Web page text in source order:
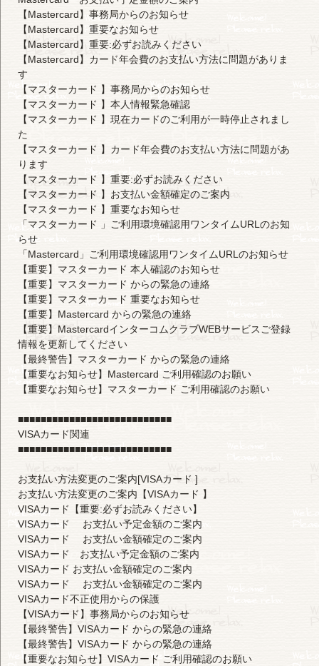
【Mastercard】事務局からのお知らせ
【Mastercard】重要なお知らせ
【Mastercard】重要:必ずお読みください
【Mastercard】カード年会費のお支払い方法に問題がありま
す
【マスターカード 】事務局からのお知らせ
【マスターカード 】本人情報緊急確認
【マスターカード 】現在カードのご利用が一時停止されまし
た
【マスターカード 】カード年会費のお支払い方法に問題があ
ります
【マスターカード 】重要:必ずお読みください
【マスターカード 】お支払い金額確定のご案内
【マスターカード 】重要なお知らせ
「マスターカード 」ご利用環境確認用ワンタイムURLのお知
らせ
「Mastercard」ご利用環境確認用ワンタイムURLのお知らせ
【重要】マスターカード 本人確認のお知らせ
【重要】マスターカード からの緊急の連絡
【重要】マスターカード 重要なお知らせ
【重要】Mastercard からの緊急の連絡
【重要】MastercardインターコムクラブWEBサービスご登録
情報を更新してください
【最終警告】マスターカード からの緊急の連絡
【重要なお知らせ】Mastercard ご利用確認のお願い
【重要なお知らせ】マスターカード ご利用確認のお願い
■■■■■■■■■■■■■■■■■■■■■■■■■■■
VISAカード関連
■■■■■■■■■■■■■■■■■■■■■■■■■■■
お支払い方法変更のご案内[VISAカード ]
お支払い方法変更のご案内【VISAカード 】
VISAカード【重要:必ずお読みください】
VISAカード お支払い予定金額のご案内
VISAカード お支払い金額確定のご案内
VISAカード お支払い予定金額のご案内
VISAカード お支払い金額確定のご案内
VISAカード お支払い金額確定のご案内
VISAカード不正使用からの保護
【VISAカード】事務局からのお知らせ
【最終警告】VISAカード からの緊急の連絡
【最終警告】VISAカード からの緊急の連絡
【重要なお知らせ】VISAカード ご利用確認のお願い